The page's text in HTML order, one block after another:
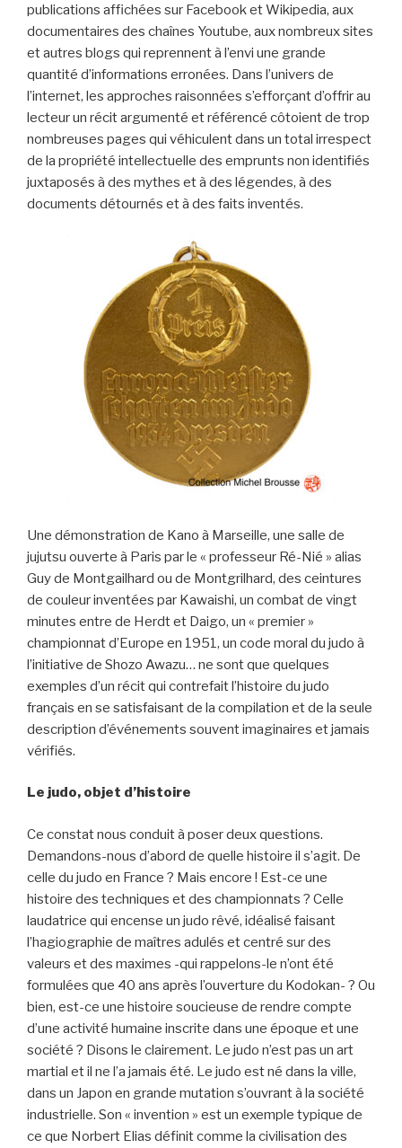
publications affichées sur Facebook et Wikipedia, aux
documentaires des chaînes Youtube, aux nombreux sites
et autres blogs qui reprennent à l’envi une grande
quantité d’informations erronées. Dans l’univers de
l’internet, les approches raisonnées s’efforçant d’offrir au
lecteur un récit argumenté et référencé côtoient de trop
nombreuses pages qui véhiculent dans un total irrespect
de la propriété intellectuelle des emprunts non identifiés
juxtaposés à des mythes et à des légendes, à des
documents détournés et à des faits inventés.
Une démonstration de Kano à Marseille, une salle de
jujutsu ouverte à Paris par le « professeur Ré-Nié » alias
Guy de Montgailhard ou de Montgrilhard, des ceintures
de couleur inventées par Kawaishi, un combat de vingt
minutes entre de Herdt et Daigo, un « premier »
championnat d’Europe en 1951, un code moral du judo à
l’initiative de Shozo Awazu… ne sont que quelques
exemples d’un récit qui contrefait l’histoire du judo
français en se satisfaisant de la compilation et de la seule
description d’événements souvent imaginaires et jamais
vérifiés.
Le judo, objet d’histoire
Ce constat nous conduit à poser deux questions.
Demandons-nous d’abord de quelle histoire il s’agit. De
celle du judo en France ? Mais encore ! Est-ce une
histoire des techniques et des championnats ? Celle
laudatrice qui encense un judo rêvé, idéalisé faisant
l’hagiographie de maîtres adulés et centré sur des
valeurs et des maximes -qui rappelons-le n’ont été
formulées que 40 ans après l’ouverture du Kodokan- ? Ou
bien, est-ce une histoire soucieuse de rendre compte
d’une activité humaine inscrite dans une époque et une
société ? Disons le clairement. Le judo n’est pas un art
martial et il ne l’a jamais été. Le judo est né dans la ville,
dans un Japon en grande mutation s’ouvrant à la société
industrielle. Son « invention » est un exemple typique de
ce que Norbert Elias définit comme la civilisation des